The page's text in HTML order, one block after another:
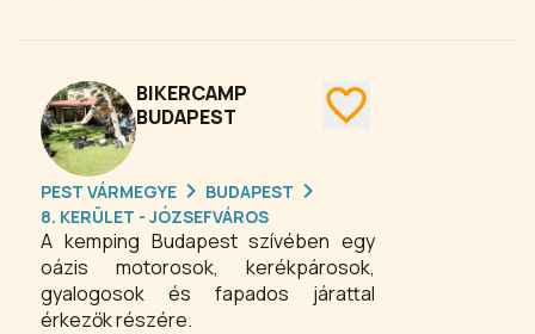
Vendégeinknek infra és finn szauna,
szabadtéri medence (szezonális) is
segít a kikapcsolódásban. A
gyermekeket játszótér, labirintus és
minipónik várják. Tegyen egy sétát
dísz-halastavunk partján és csodálja
meg a virágzó növényeket a kerti
sétány mellett. Családi, baráti, céges
rendezvények, tóparti esküvők
lebonyolítását is vállaljuk.
BIKERCAMP
BUDAPEST
PEST VÁRMEGYE
BUDAPEST
8. KERÜLET - JÓZSEFVÁROS
A kemping Budapest szívében egy
oázis motorosok, kerékpárosok,
gyalogosok és fapados járattal
érkezők részére.